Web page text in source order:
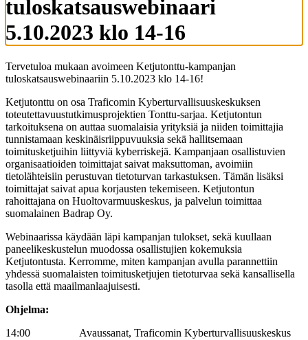
tuloskatsauswebinaari
5.10.2023 klo 14-16
Tervetuloa mukaan avoimeen Ketjutonttu-kampanjan
tuloskatsauswebinaariin 5.10.2023 klo 14-16!
Ketjutonttu on osa Traficomin Kyberturvallisuuskeskuksen
toteutettavuustutkimusprojektien Tonttu-sarjaa. Ketjutontun
tarkoituksena on auttaa suomalaisia yrityksiä ja niiden toimittajia
tunnistamaan keskinäisriippuvuuksia sekä hallitsemaan
toimitusketjuihin liittyviä kyberriskejä. Kampanjaan osallistuvien
organisaatioiden toimittajat saivat maksuttoman, avoimiin
tietolähteisiin perustuvan tietoturvan tarkastuksen. Tämän lisäksi
toimittajat saivat apua korjausten tekemiseen. Ketjutontun
rahoittajana on Huoltovarmuuskeskus, ja palvelun toimittaa
suomalainen Badrap Oy.
Webinaarissa käydään läpi kampanjan tulokset, sekä kuullaan
paneelikeskustelun muodossa osallistujien kokemuksia
Ketjutontusta. Kerromme, miten kampanjan avulla parannettiin
yhdessä suomalaisten toimitusketjujen tietoturvaa sekä kansallisella
tasolla että maailmanlaajuisesti.
Ohjelma:
14:00 Avaussanat, Traficomin Kyberturvallisuuskeskus